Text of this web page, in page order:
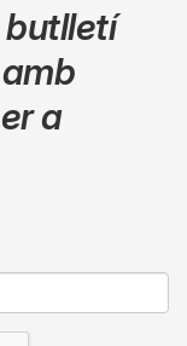
butlletí
amb
a